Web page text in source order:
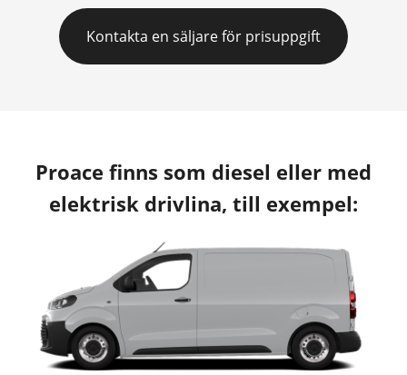
Kontakta en säljare för prisuppgift
Proace finns som diesel eller med
elektrisk drivlina, till exempel: